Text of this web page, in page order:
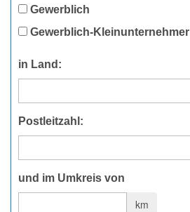
Gewerblich
Gewerblich-Kleinunternehmer
in Land:
Postleitzahl:
und im Umkreis von
km